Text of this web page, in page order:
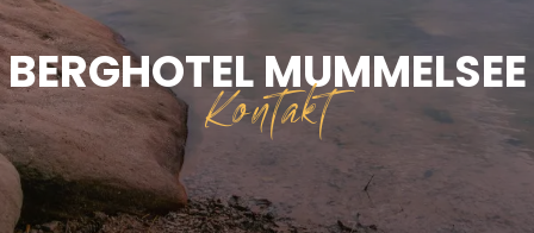
BERGHOTEL MUMMELSEE
Kontakt